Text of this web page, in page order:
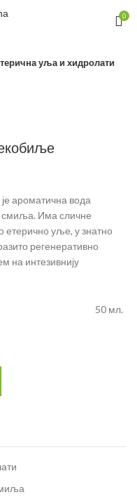
0
уља и хидролати
ароматична вода
смиља. Има сличне
уље, у знатно
регенеративно
на интезивнију
50 мл.